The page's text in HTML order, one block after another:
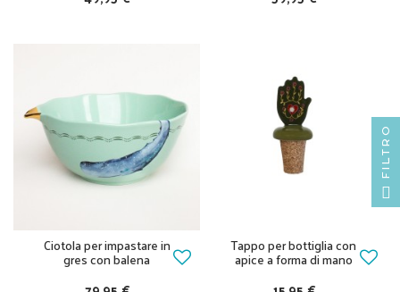
Ciotola per impastare in
gres con balena
Tappo per bottiglia con
apice a forma di mano
FILTRO